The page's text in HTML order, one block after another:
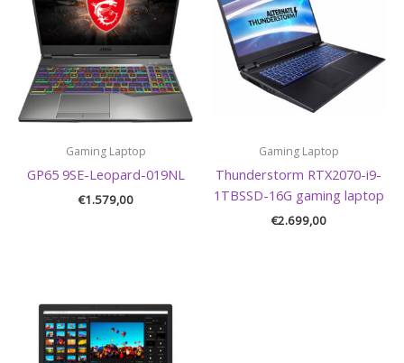
Gaming Laptop
GP65 9SE-Leopard-019NL
€1.579,00
Gaming Laptop
Thunderstorm RTX2070-i9-
1TBSSD-16G gaming laptop
€2.699,00